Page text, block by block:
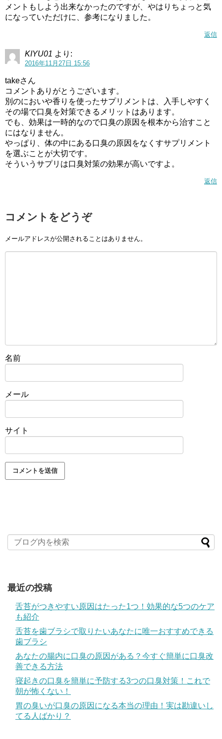
メントもしよう出来なかったのですが、やはりちょっと気
になっていただけに、参考になりました。
返信
KIYU01 より:
2016年11月27日 15:56
takeさん
コメントありがとうございます。
別のにおいや香りを使ったサプリメントは、入手しやすく
その場で口臭を対策できるメリットはあります。
でも、効果は一時的なので口臭の原因を根本から治すこと
にはなりません。
やっぱり、体の中にある口臭の原因をなくすサプリメント
を選ぶことが大切です。
そういうサプリは口臭対策の効果が高いですよ。
返信
コメントをどうぞ
メールアドレスが公開されることはありません。
名前
メール
サイト
最近の投稿
舌苔がつきやすい原因はたった1つ！効果的な5つのケア
も紹介
舌苔を歯ブラシで取りたいあなたに唯一おすすめできる
歯ブラシ
あなたの腸内に口臭の原因がある？今すぐ簡単に口臭改
善できる方法
寝起きの口臭を簡単に予防する3つの口臭対策！これで
朝が怖くない！
胃の臭いが口臭の原因になる本当の理由！実は勘違いし
てる人ばかり？